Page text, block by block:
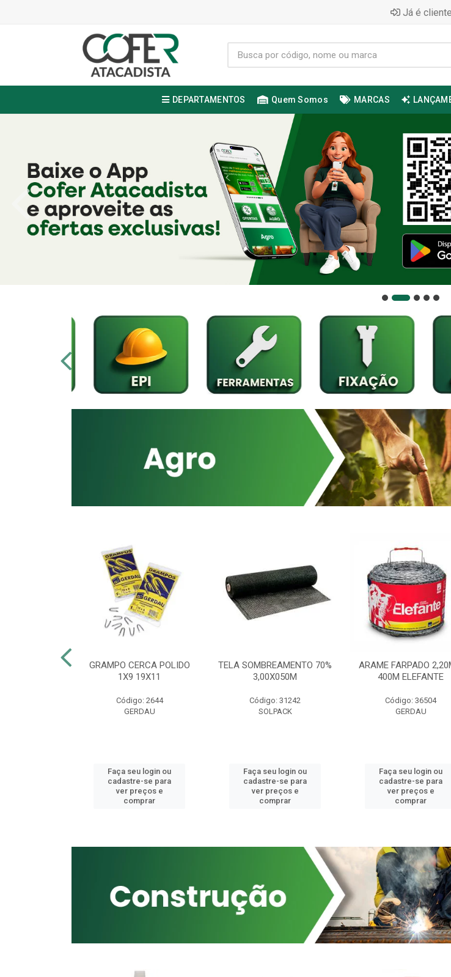
Já é
DEPARTAMENTOS Quem Somos MARCAS
GRAMPO CERCA POLIDO
1X9 19X11
Código: 2644
GERDAU
Faça seu login ou
cadastre-se para
ver preços e
comprar
TELA SOMBREAMENTO 70%
3,00X050M
Código: 31242
SOLPACK
Faça seu login ou
cadastre-se para
ver preços e
comprar
ARAME FARPADO
400M ELEFANTE
Código: 36504
GERDAU
Faça seu login ou
cadastre-se para
ver preços e
comprar